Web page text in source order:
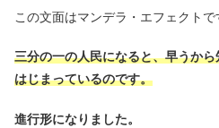
この文面はマンデラ・エフェクトで
三分の一の人民になると、早うか
はじまっているのです。
進行形になりました。